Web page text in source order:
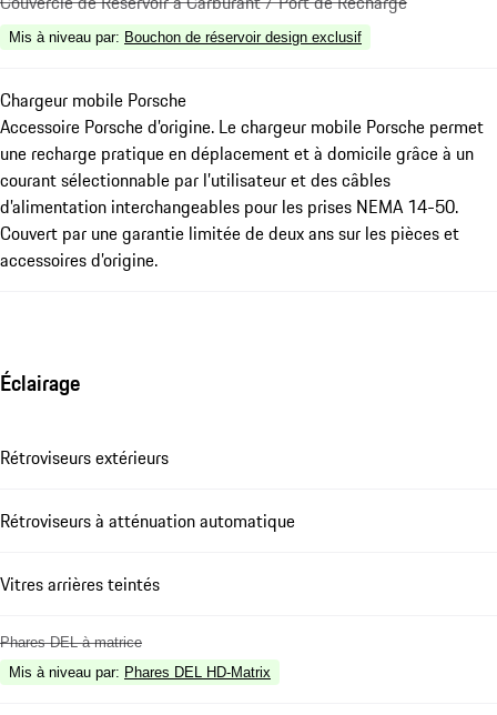
Mis à niveau par: Bouchon de réservoir design exclusif
Chargeur mobile Porsche
Accessoire Porsche d’origine. Le chargeur mobile Porsche permet
une recharge pratique en déplacement et à domicile grâce à un
courant sélectionnable par l’utilisateur et des câbles
d’alimentation interchangeables pour les prises NEMA 14-50.
Couvert par une garantie limitée de deux ans sur les pièces et
accessoires d’origine.
Éclairage
Rétroviseurs extérieurs
Rétroviseurs à atténuation automatique
Vitres arrières teintés
Phares DEL à matrice
Mis à niveau par: Phares DEL HD-Matrix